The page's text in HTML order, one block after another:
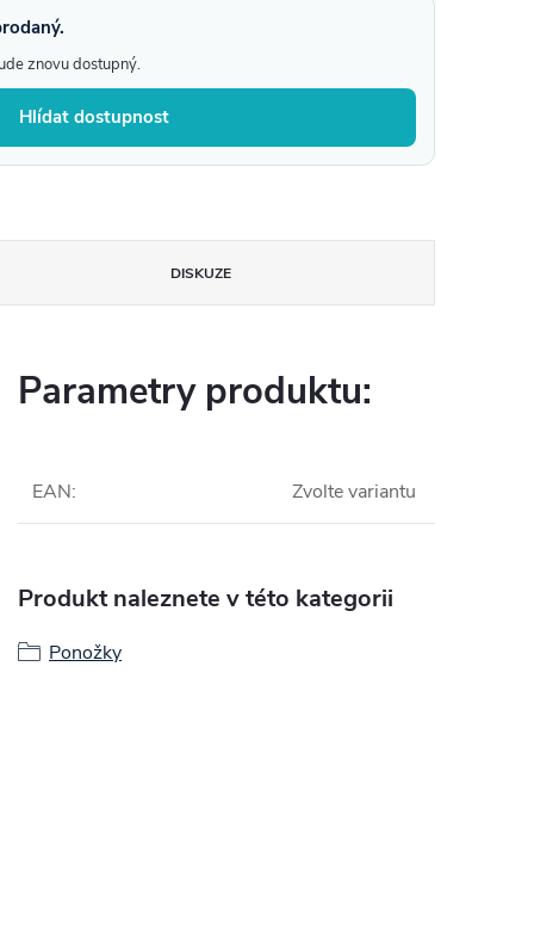
znovu dostupný.
Hlídat dostupnost
DISKUZE
Parametry produktu:
EAN: Zvolte variantu
Produkt naleznete v této kategorii
Ponožky